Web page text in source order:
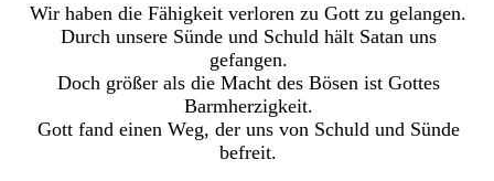
Wir haben die Fähigkeit verloren zu Gott zu gelangen.
Durch unsere Sünde und Schuld hält Satan uns
gefangen.
Doch größer als die Macht des Bösen ist Gottes
Barmherzigkeit.
Gott fand einen Weg, der uns von Schuld und Sünde
befreit.